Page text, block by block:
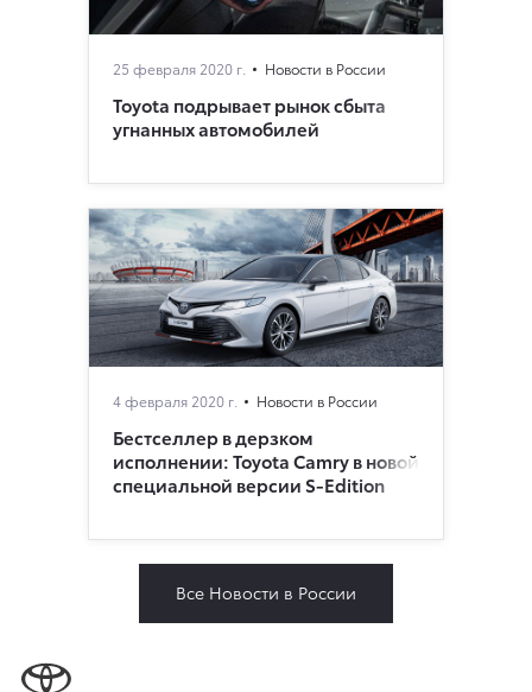
25 февраля 2020 г. Новости в России
Toyota подрывает рынок сбыта
угнанных автомобилей
4 февраля 2020 г. Новости в России
Бестселлер в дерзком
исполнении: Toyota Camry в новой
специальной версии S-Edition
Все Новости в России